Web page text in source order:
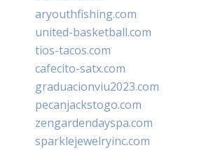
aryouthfishing.com
united-basketball.com
tios-tacos.com
cafecito-satx.com
graduacionviu2023.com
pecanjackstogo.com
zengardendayspa.com
sparklejewelryinc.com